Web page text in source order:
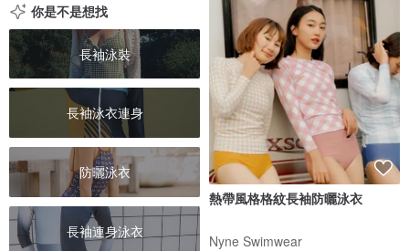
你是不是想找
長袖泳裝
長袖泳衣連身
防曬泳衣
長袖連身泳衣
熱帶風格格紋長袖防曬泳衣
Nyne Swimwear